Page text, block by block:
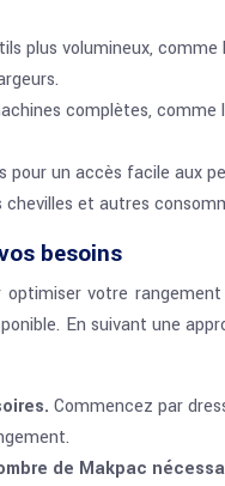
plus volumineux,
complètes, comme
pour un accès facile aux
et autres
besoins
votre
En suivant une
Commencez par
de Makpac